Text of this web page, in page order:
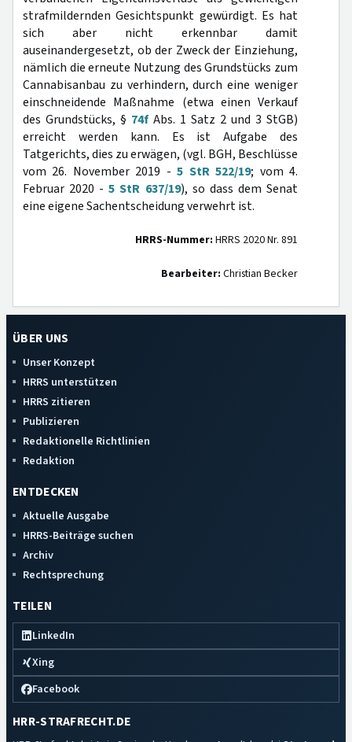
strafmildernden Gesichtspunkt gewürdigt. Es hat
sich aber nicht erkennbar damit
auseinandergesetzt, ob der Zweck der Einziehung,
nämlich die erneute Nutzung des Grundstücks zum
Cannabisanbau zu verhindern, durch eine weniger
einschneidende Maßnahme (etwa einen Verkauf
des Grundstücks, § 74f Abs. 1 Satz 2 und 3 StGB)
erreicht werden kann. Es ist Aufgabe des
Tatgerichts, dies zu erwägen, (vgl. BGH, Beschlüsse
vom 26. November 2019 -5 StR 522/19; vom 4.
Februar 2020 -5 StR 637/19), so dass dem Senat
eine eigene Sachentscheidung verwehrt ist.
HRRS-Nummer: HRRS 2020 Nr. 891
Bearbeiter: Christian Becker
ÜBER UNS
Unser Konzept
HRRS unterstützen
HRRS zitieren
Publizieren
Redaktionelle Richtlinien
Redaktion
ENTDECKEN
Aktuelle Ausgabe
HRRS-Beiträge suchen
Archiv
Rechtsprechung
TEILEN
LinkedIn
Xing
Facebook
HRR-STRAFRECHT.DE